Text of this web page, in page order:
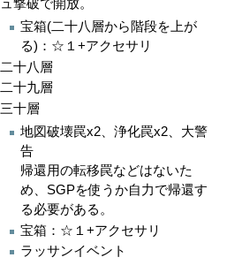
宝箱(二十八層から階段を上が
る)：☆１+アクセサリ
二十八層
二十九層
三十層
地図破壊罠x2、浄化罠x2、大警
告
帰還用の転移罠などはないた
め、SGPを使うか自力で帰還す
る必要がある。
宝箱：☆１+アクセサリ
ラッサンイベント